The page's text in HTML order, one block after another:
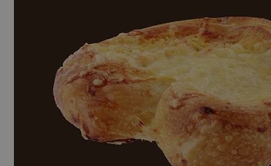
Microsoft
Corporation
bakkerijrenzema.nl
Sessie